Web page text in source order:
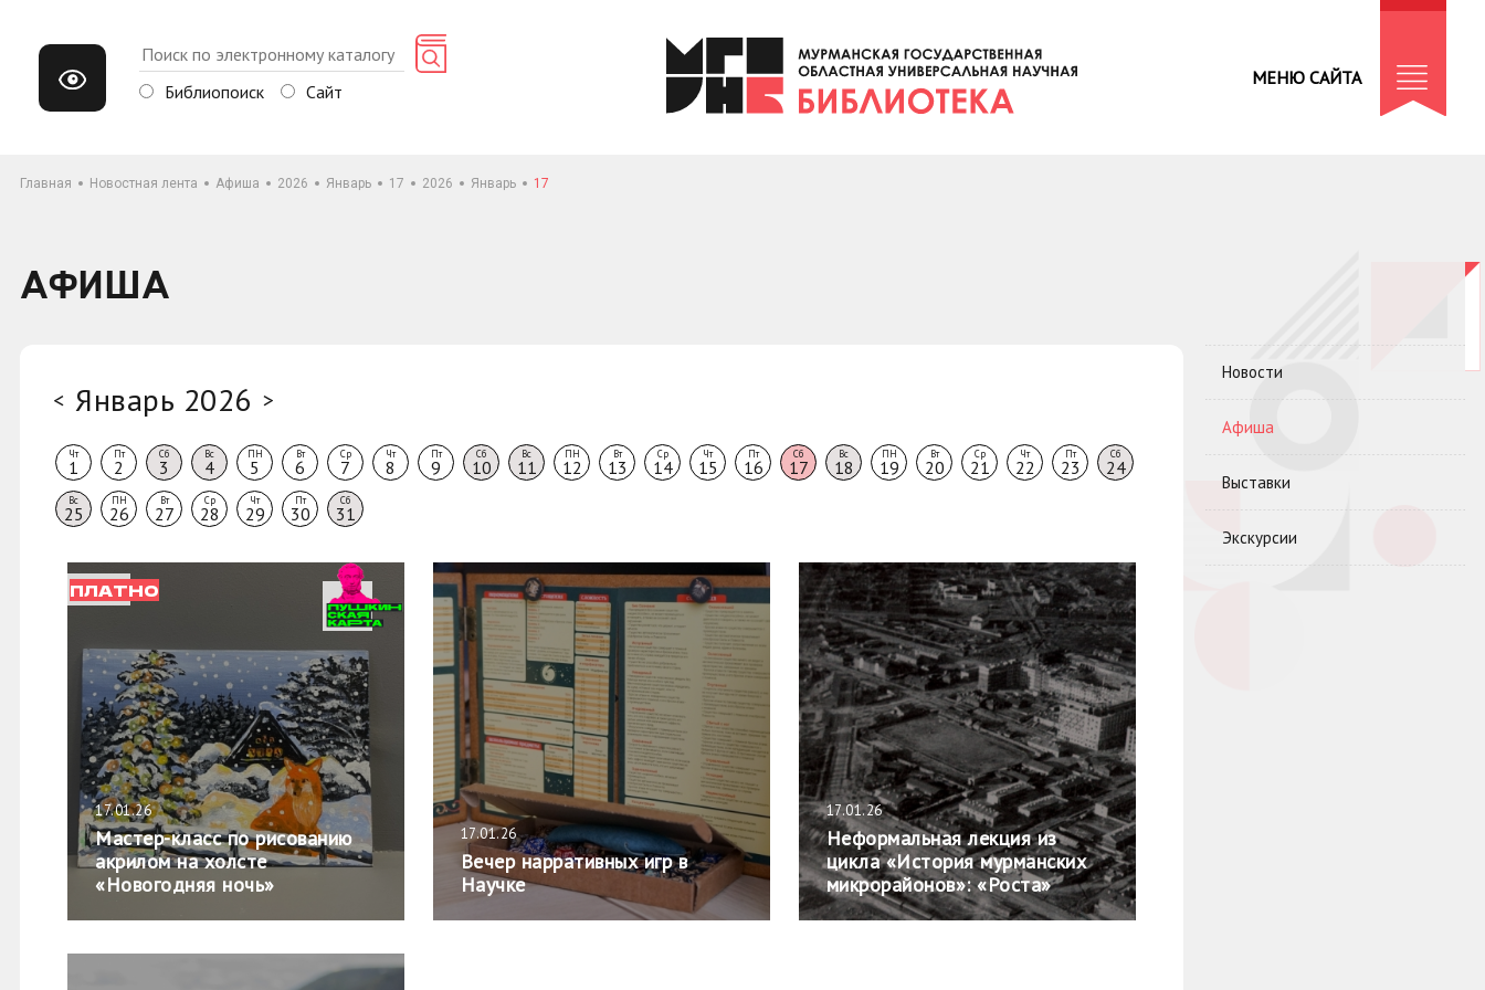
Библиопоиск Сайт
МЕНЮ САЙТА
Главная Новостная лента Афиша 2026 Январь 17 2026 Январь 17
АФИША
< Январь 2026 >
Чт
1
Пт
2
Сб
3
Вс
4
ПН
5
Вт
6
Ср
7
Чт
8
Пт
9
Сб
10
Вс
11
ПН
12
Вт
13
Ср
14
Чт
15
Пт
16
Сб
17
Вс
18
ПН
19
Вт
20
Ср
21
Чт
22
Пт
23
Сб
24
Вс
25
ПН
26
Вт
27
Ср
28
Чт
29
Пт
30
Сб
31
ПЛАТНО
17.01.26
Мастер-класс по рисованию
акрилом на холсте
«Новогодняя ночь»
17.01.26
Вечер нарративных игр в
Научке
17.01.26
Неформальная лекция из
цикла «История мурманских
микрорайонов»: «Роста»
Новости
Афиша
Выставки
Экскурсии